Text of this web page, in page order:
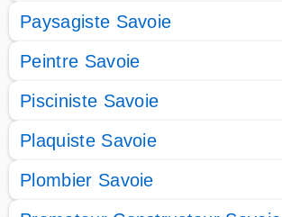
Paysagiste Savoie
Peintre Savoie
Pisciniste Savoie
Plaquiste Savoie
Plombier Savoie